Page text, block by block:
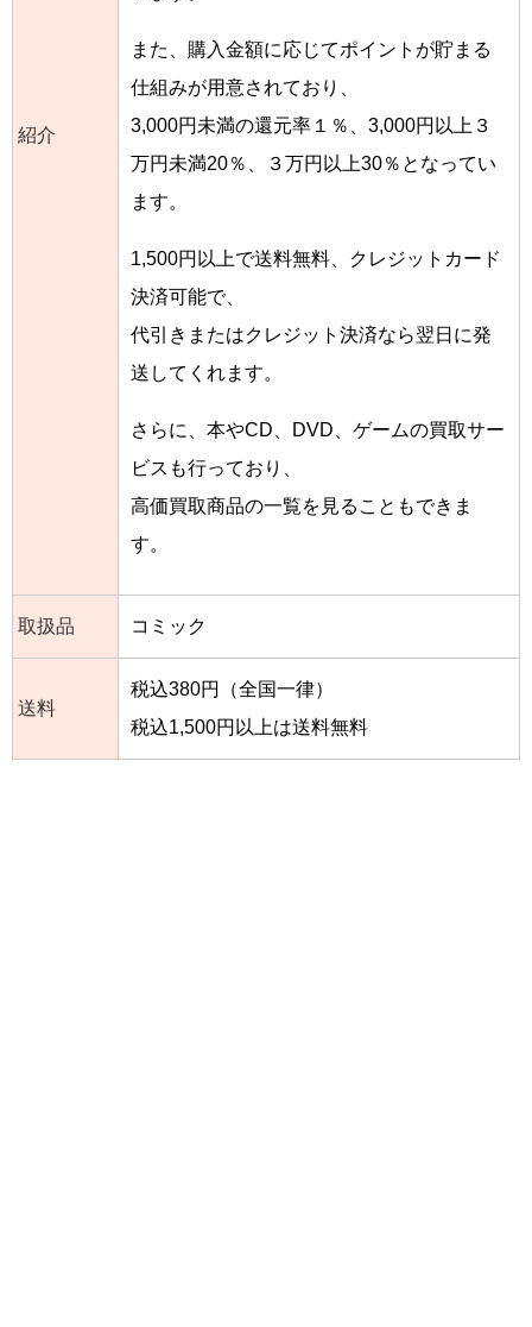
紹介
また、購入金額に応じてポイントが貯まる
仕組みが用意されており、
3,000円未満の還元率１％、3,000円以上３
万円未満20％、３万円以上30％となってい
ます。
1,500円以上で送料無料、クレジットカード
決済可能で、
代引きまたはクレジット決済なら翌日に発
送してくれます。
さらに、本やCD、DVD、ゲームの買取サー
ビスも行っており、
高価買取商品の一覧を見ることもできま
す。
取扱品 コミック
送料
税込380円（全国一律）
税込1,500円以上は送料無料